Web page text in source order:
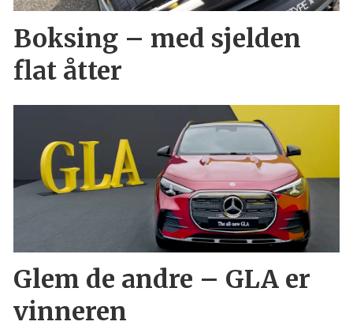
Boksing – med sjelden
flat åtter
Glem de andre – GLA er
vinneren